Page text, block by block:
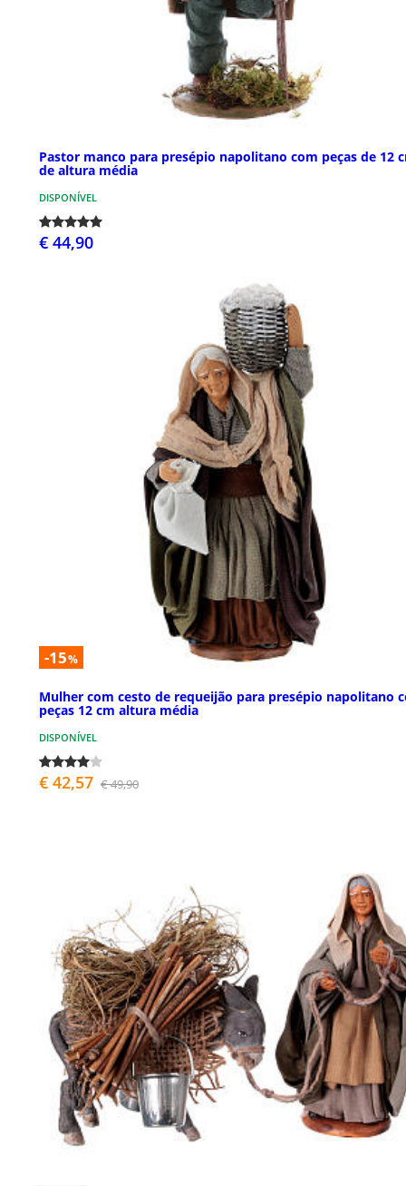
Pastor manco para presépio napolitano com peças de 12
de altura média
DISPONÍVEL
€ 44,90
-15%
Mulher com cesto de requeijão para presépio napolitano
peças 12 cm altura média
DISPONÍVEL
€ 42,57 € 49,90